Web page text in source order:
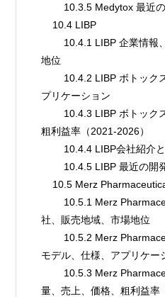
10.3.5 Medytox 最
    10.4 LIBP
地位
プリケーション
粗利益率（2021-2026）
10.4.4 LIBP会社紹
10.4.5 LIBP 最近の
10.5 Merz
社、販売地域、市場地位
モデル、仕様、アプリケー
量、売上、価格、粗利益率